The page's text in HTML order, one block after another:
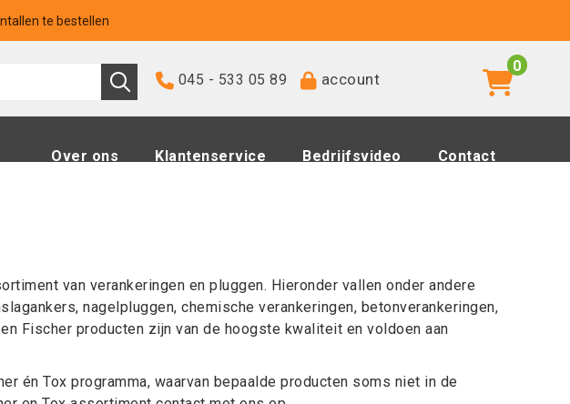
te bestellen
045 - 533 05 89 account
0
Over ons Klantenservice Bedrijfsvideo Contact
van verankeringen en pluggen. Hieronder vallen onder andere
nagelpluggen, chemische verankeringen, betonverankeringen,
Fischer producten zijn van de hoogste kwaliteit en voldoen aan
én Tox programma, waarvan bepaalde producten soms niet in de